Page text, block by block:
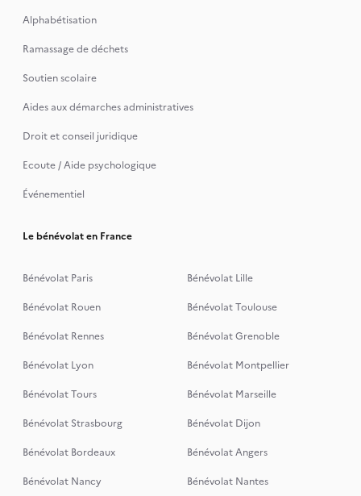
Alphabétisation
Ramassage de déchets
Soutien scolaire
Aides aux démarches administratives
Droit et conseil juridique
Ecoute / Aide psychologique
Événementiel
Le bénévolat en France
Bénévolat Paris
Bénévolat Lille
Bénévolat Rouen
Bénévolat Toulouse
Bénévolat Rennes
Bénévolat Grenoble
Bénévolat Lyon
Bénévolat Montpellier
Bénévolat Tours
Bénévolat Marseille
Bénévolat Strasbourg
Bénévolat Dijon
Bénévolat Bordeaux
Bénévolat Angers
Bénévolat Nancy
Bénévolat Nantes